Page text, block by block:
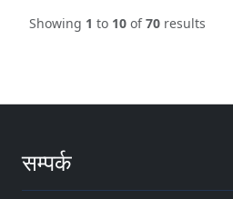
Showing 1 to 10 of70 results
सम्पर्क